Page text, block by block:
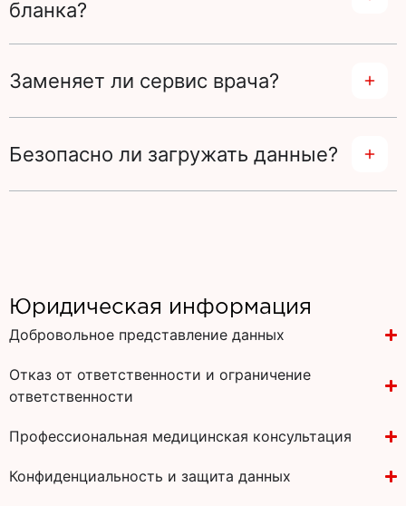
бланка?
Заменяет ли сервис врача?
Безопасно ли загружать данные?
Юридическая информация
Добровольное представление данных
Отказ от ответственности и ограничение
ответственности
Профессиональная медицинская консультация
Конфиденциальность и защита данных